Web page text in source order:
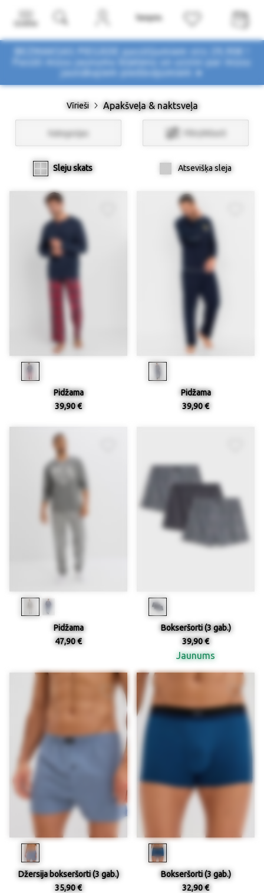
BEZMAKSAS PIEGĀDE pasūtījumiem virs 29,90€ !
Pasūti mūsu jaunumu biļetenu un uzzini par mūsu
Vīrieši Apakšveļa & naktsveļa
Kategorijas Filtri/Atlasīt
Sleju skats Atsevišķa sleja
Pidžama
39,90 €
Pidžama
39,90 €
Pidžama
47,90 €
Bokseršorti (3 gab.)
39,90 €
Jaunums
Džersija bokseršorti (3 gab.)
35,90 €
Bokseršorti (3 gab.)
32,90 €